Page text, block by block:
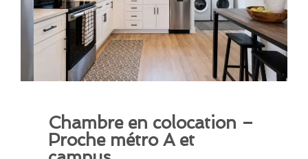
Chambre en colocation –
Proche métro A et